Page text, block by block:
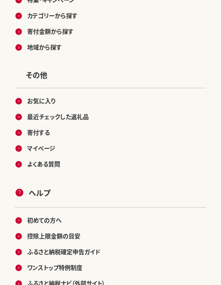
カテゴリーから探す
寄付金額から探す
地域から探す
その他
お気に入り
最近チェックした返礼品
寄付する
マイページ
よくある質問
ヘルプ
初めての方へ
控除上限金額の目安
ふるさと納税確定申告ガイド
ワンストップ特例制度
ふるさと納税ナビ（外部サイト）